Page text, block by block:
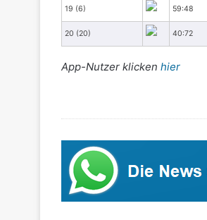
19 (6) 59:48
20 (20) 40:72
App-Nutzer klicken hier